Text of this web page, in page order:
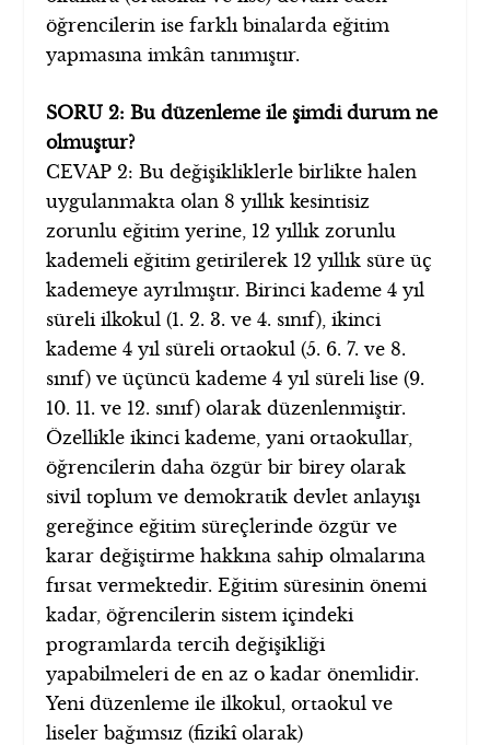
öğrencilerin ise farklı binalarda eğitim
yapmasına imkân tanımıştır.
SORU 2: Bu düzenleme ile şimdi durum ne
olmuştur?
CEVAP 2: Bu değişikliklerle birlikte halen
uygulanmakta olan 8 yıllık kesintisiz
zorunlu eğitim yerine, 12 yıllık zorunlu
kademeli eğitim getirilerek 12 yıllık süre üç
kademeye ayrılmıştır. Birinci kademe 4 yıl
süreli ilkokul (1. 2. 3. ve 4. sınıf), ikinci
kademe 4 yıl süreli ortaokul (5. 6. 7. ve 8.
sınıf) ve üçüncü kademe 4 yıl süreli lise (9.
10. 11. ve 12. sınıf) olarak düzenlenmiştir.
Özellikle ikinci kademe, yani ortaokullar,
öğrencilerin daha özgür bir birey olarak
sivil toplum ve demokratik devlet anlayışı
gereğince eğitim süreçlerinde özgür ve
karar değiştirme hakkına sahip olmalarına
fırsat vermektedir. Eğitim süresinin önemi
kadar, öğrencilerin sistem içindeki
programlarda tercih değişikliği
yapabilmeleri de en az o kadar önemlidir.
Yeni düzenleme ile ilkokul, ortaokul ve
liseler bağımsız (fizikî olarak)